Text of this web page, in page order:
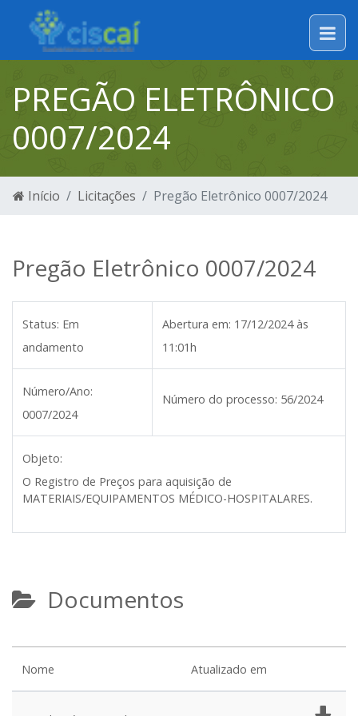
PREGÃO ELETRÔNICO
0007/2024
Início Licitações Pregão Eletrônico 0007/2024
Pregão Eletrônico 0007/2024
Status: Em
andamento
Abertura em: 17/12/2024 às
11:01h
Número/Ano:
0007/2024
Número do processo: 56/2024
Objeto:
O Registro de Preços para aquisição de
MATERIAIS/EQUIPAMENTOS MÉDICO-HOSPITALARES.
Documentos
Nome Atualizado em